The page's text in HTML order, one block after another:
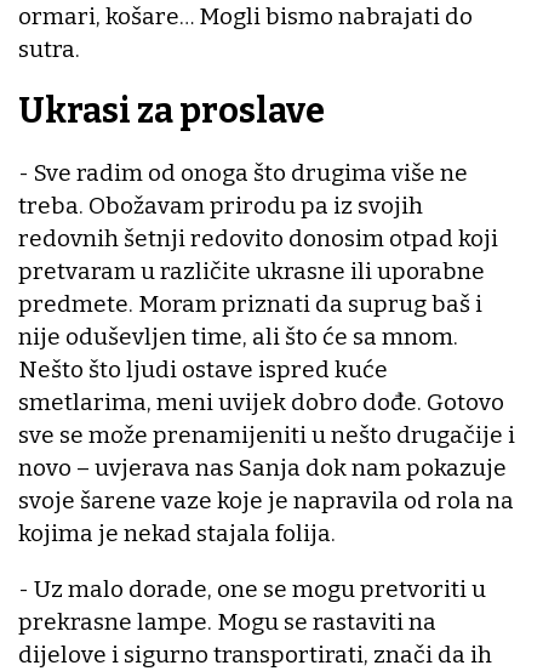
ormari, košare… Mogli bismo nabrajati do
sutra.
Ukrasi za proslave
- Sve radim od onoga što drugima više ne
treba. Obožavam prirodu pa iz svojih
redovnih šetnji redovito donosim otpad koji
pretvaram u različite ukrasne ili uporabne
predmete. Moram priznati da suprug baš i
nije oduševljen time, ali što će sa mnom.
Nešto što ljudi ostave ispred kuće
smetlarima, meni uvijek dobro dođe. Gotovo
sve se može prenamijeniti u nešto drugačije i
novo – uvjerava nas Sanja dok nam pokazuje
svoje šarene vaze koje je napravila od rola na
kojima je nekad stajala folija.
- Uz malo dorade, one se mogu pretvoriti u
prekrasne lampe. Mogu se rastaviti na
dijelove i sigurno transportirati, znači da ih